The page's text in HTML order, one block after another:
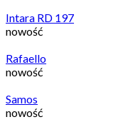
Intara RD 197
nowość
Rafaello
nowość
Samos
nowość